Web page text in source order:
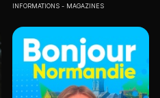
INFORMATIONS MAGAZINES